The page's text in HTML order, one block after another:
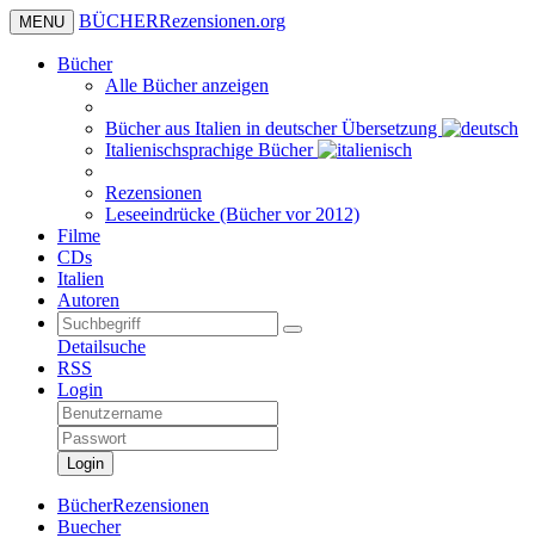
MENU BÜCHERRezensionen.org
Bücher
Alle Bücher anzeigen
Bücher aus Italien in deutscher Übersetzung
Italienischsprachige Bücher
Rezensionen
Leseeindrücke (Bücher vor 2012)
Filme
CDs
Italien
Autoren
Detailsuche
RSS
Login
Login
BücherRezensionen
Buecher